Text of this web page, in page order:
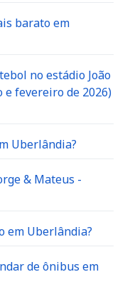
barato em
no estádio João
fevereiro de 2026)
Uberlândia?
& Mateus -
em Uberlândia?
de ônibus em